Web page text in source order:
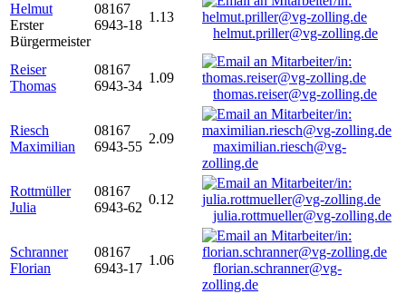
Helmut
Erster
Bürgermeister
08167
6943-18
1.13
helmut.priller@vg-zolling.de
Reiser
Thomas
08167
6943-34
1.09
thomas.reiser@vg-zolling.de
Riesch
Maximilian
08167
6943-55
2.09
maximilian.riesch@vg-
zolling.de
Rottmüller
Julia
08167
6943-62
0.12
julia.rottmueller@vg-zolling.de
Schranner
Florian
08167
6943-17
1.06
florian.schranner@vg-
zolling.de